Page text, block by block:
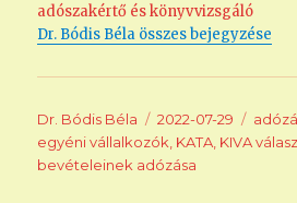
adószakértő és könyvvizsgáló
Dr. Bódis Béla összes bejegyzése
Szerző
Dr. Bódis Béla Közzétéve
2022-07-29
egyéni vállalkozók, KATA, KIVA
bevételeinek adózása